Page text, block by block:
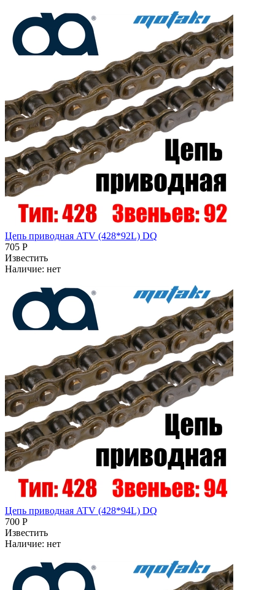
Цепь приводная ATV (428*92L) DQ
705 Р
Известить
Наличие: нет
Цепь приводная ATV (428*94L) DQ
700 Р
Известить
Наличие: нет